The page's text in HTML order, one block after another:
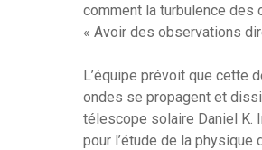
comment la turbulence des
« Avoir des observations
L’équipe prévoit que cette
ondes se propagent et
télescope solaire Daniel K.
pour l’étude de la physique